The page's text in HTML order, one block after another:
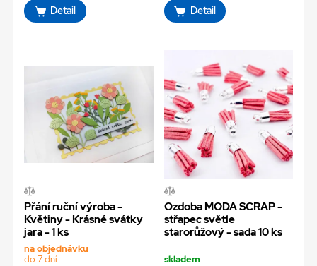
Detail Detail
Přání ruční výroba -
Květiny - Krásné svátky
jara - 1 ks
na objednávku
do 7 dní
Ozdoba MODA SCRAP -
střapec světle
starorůžový - sada 10 ks
skladem